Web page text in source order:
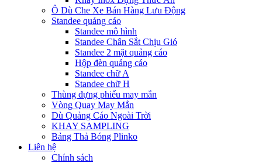
Ô Dù Che Xe Bán Hàng Lưu Động
Standee quảng cáo
Standee mô hình
Standee Chân Sắt Chịu Gió
Standee 2 mặt quảng cáo
Hộp đèn quảng cáo
Standee chữ A
Standee chữ H
Thùng đựng phiếu may mắn
Vòng Quay May Mắn
Dù Quảng Cáo Ngoài Trời
KHAY SAMPLING
Bảng Thả Bóng Plinko
Liên hệ
Chính sách